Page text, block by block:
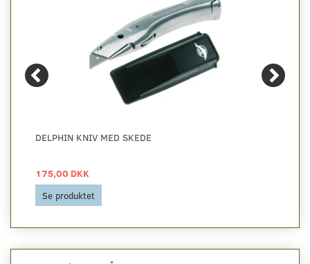
DELPHIN KNIV MED SKEDE
175,00 DKK
Se produktet